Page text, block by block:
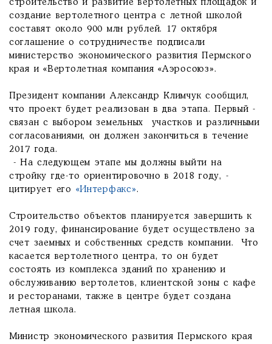
строительство и развитие вертолетных площадок и
создание вертолетного центра с летной школой
составят около 900 млн рублей. 17 октября
соглашение о сотрудничестве подписали
министерство экономического развития Пермского
края и «Вертолетная компания «Аэросоюз».
Президент компании Александр Климчук сообщил,
что проект будет реализован в два этапа. Первый -
связан с выбором земельных участков и различными
согласованиями, он должен закончиться в течение
2017 года.
- На следующем этапе мы должны выйти на
стройку где-то ориентировочно в 2018 году, -
цитирует его «Интерфакс».
Строительство объектов планируется завершить к
2019 году, финансирование будет осуществлено за
счет заемных и собственных средств компании. Что
касается вертолетного центра, то он будет
состоять из комплекса зданий по хранению и
обслуживанию вертолетов, клиентской зоны с кафе
и ресторанами, также в центре будет создана
летная школа.
Министр экономического развития Пермского края